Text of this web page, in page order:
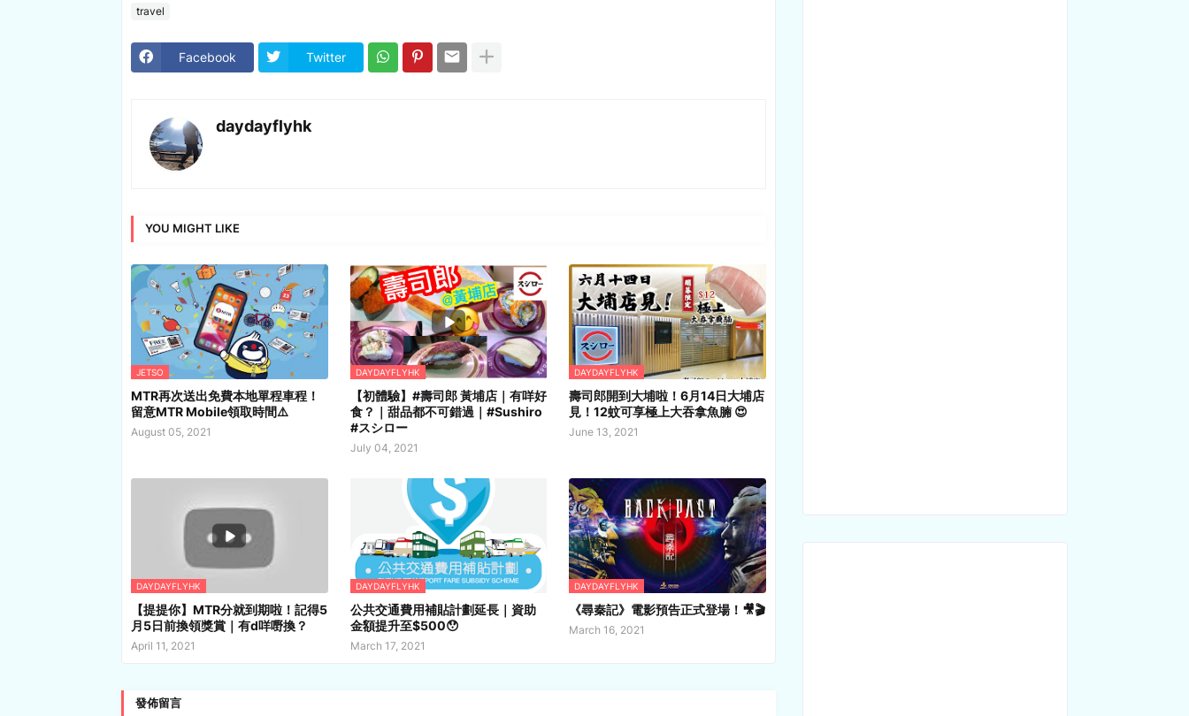
travel
Facebook Twitter
daydayflyhk
YOU MIGHT LIKE
JETSO
MTR再次送出免費本地單程車程！
留意MTR Mobile領取時間⚠️
August 05, 2021
DAYDAYFLYHK
【初體驗】#壽司郎 黃埔店｜有咩好
食？｜甜品都不可錯過｜#Sushiro
#スシロー
July 04, 2021
DAYDAYFLYHK
壽司郎開到大埔啦！6月14日大埔店
見！12蚊可享極上大吞拿魚腩 😍
June 13, 2021
DAYDAYFLYHK
【提提你】MTR分就到期啦！記得5
月5日前換領獎賞｜有d咩嘢換？
April 11, 2021
DAYDAYFLYHK
公共交通費用補貼計劃延長｜資助
金額提升至$500😯
March 17, 2021
DAYDAYFLYHK
《尋秦記》電影預告正式登場！🎥🎬
March 16, 2021
發佈留言